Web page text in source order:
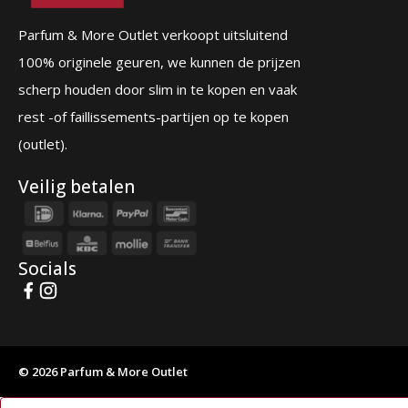
Parfum & More Outlet verkoopt uitsluitend
100% originele geuren, we kunnen de prijzen
scherp houden door slim in te kopen en vaak
rest -of faillissements-partijen op te kopen
(outlet).
Veilig betalen
Socials
© 2026 Parfum & More Outlet